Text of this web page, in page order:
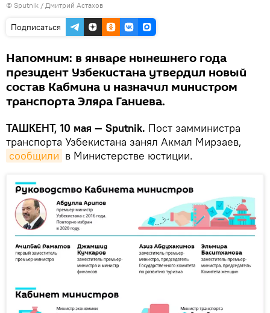
© Sputnik / Дмитрий Астахов
Подписаться
Напомним: в январе нынешнего года
президент Узбекистана утвердил новый
состав Кабмина и назначил министром
транспорта Эляра Ганиева.
ТАШКЕНТ, 10 мая — Sputnik. Пост замминистра
транспорта Узбекистана занял Акмал Мирзаев,
сообщили в Министерстве юстиции.